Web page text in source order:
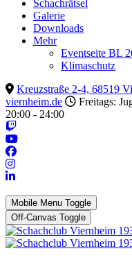
Schachrätsel
Galerie
Downloads
Mehr
Eventseite BL
Klimaschutz
Kreuzstraße 2-4, 68519
viernheim.de
Freitags:
20:00 - 24:00
Mobile Menu Toggle
Off-Canvas Toggle